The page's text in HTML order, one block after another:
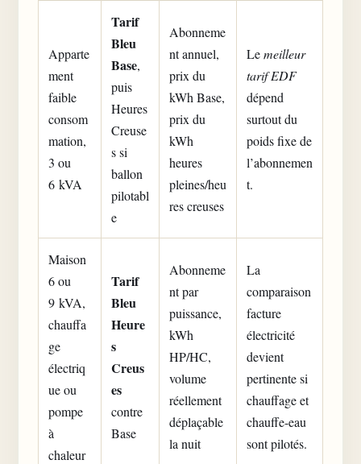
Apparte
ment
faible
consom
mation,
3 ou
6 kVA
Tarif
Bleu
Base,
puis
Heures
Creuse
s si
ballon
pilotabl
e
Abonneme
nt annuel,
prix du
kWh Base,
prix du
kWh
heures
pleines/heu
res creuses
Lemeilleur
tarif EDF
dépend
surtout du
poids fixe de
l’abonnemen
t.
Maison
6 ou
9 kVA,
chauffa
ge
électriq
ue ou
pompe
à
chaleur
Tarif
Bleu
Heure
s
Creus
es
contre
Base
Abonneme
nt par
puissance,
kWh
HP/HC,
volume
réellement
déplaçable
la nuit
La
comparaison
facture
électricité
devient
pertinente si
chauffage et
chauffe-eau
sont pilotés.